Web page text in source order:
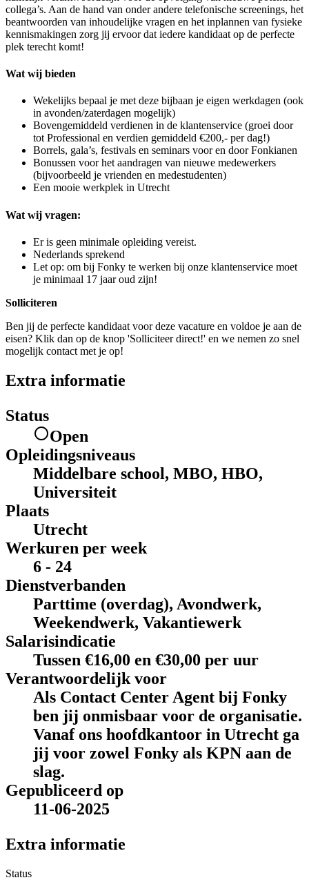
collega’s. Aan de hand van onder andere telefonische screenings, het
beantwoorden van inhoudelijke vragen en het inplannen van fysieke
kennismakingen zorg jij ervoor dat iedere kandidaat op de perfecte
plek terecht komt!
Wat wij bieden
Wekelijks bepaal je met deze bijbaan je eigen werkdagen (ook
in avonden/zaterdagen mogelijk)
Bovengemiddeld verdienen in de klantenservice (groei door
tot Professional en verdien gemiddeld €200,- per dag!)
Borrels, gala’s, festivals en seminars voor en door Fonkianen
Bonussen voor het aandragen van nieuwe medewerkers
(bijvoorbeeld je vrienden en medestudenten)
Een mooie werkplek in Utrecht
Wat wij vragen:
Er is geen minimale opleiding vereist.
Nederlands sprekend
Let op: om bij Fonky te werken bij onze klantenservice moet
je minimaal 17 jaar oud zijn!
Solliciteren
Ben jij de perfecte kandidaat voor deze vacature en voldoe je aan de
eisen? Klik dan op de knop 'Solliciteer direct!' en we nemen zo snel
mogelijk contact met je op!
Extra informatie
Status
Open
Opleidingsniveaus
Middelbare school, MBO, HBO,
Universiteit
Plaats
Utrecht
Werkuren per week
6 - 24
Dienstverbanden
Parttime (overdag), Avondwerk,
Weekendwerk, Vakantiewerk
Salarisindicatie
Tussen €16,00 en €30,00 per uur
Verantwoordelijk voor
Als Contact Center Agent bij Fonky
ben jij onmisbaar voor de organisatie.
Vanaf ons hoofdkantoor in Utrecht ga
jij voor zowel Fonky als KPN aan de
slag.
Gepubliceerd op
11-06-2025
Extra informatie
Status